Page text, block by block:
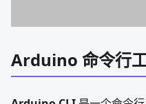
Arduino 命令行